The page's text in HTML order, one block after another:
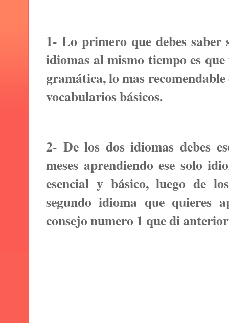
1- Lo primero que debes saber
idiomas al mismo tiempo es
gramática, lo mas
vocabularios básicos.
2- De los dos idiomas debes
meses aprendiendo ese solo
esencial y básico, luego de
segundo idioma que quieres
consejo numero 1 que di